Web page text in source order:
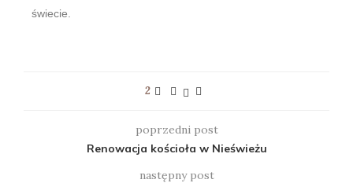
świecie.
2
poprzedni post
Renowacja kościoła w Nieświeżu
następny post